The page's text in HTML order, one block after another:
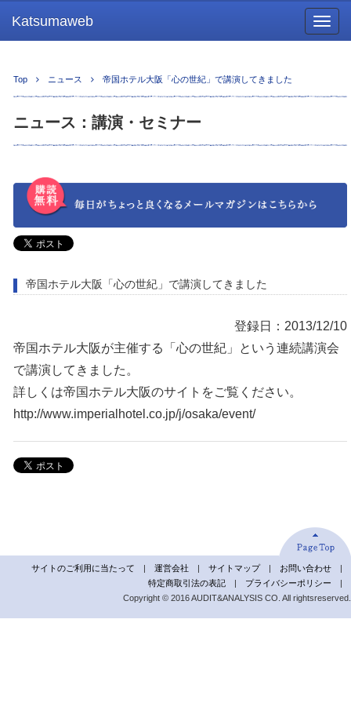
Katsumaweb
Top ニュース 帝国ホテル大阪「心の世紀」で講演してきました
ニュース：講演・セミナー
帝国ホテル大阪「心の世紀」で講演してきました
登録日：2013/12/10
帝国ホテル大阪が主催する「心の世紀」という連続講演会
で講演してきました。
詳しくは帝国ホテル大阪のサイトをご覧ください。
http://www.imperialhotel.co.jp/j/osaka/event/
お問い合わせ
サイトマップ
運営会社
サイトのご利用に当たって
プライバシーポリシー
特定商取引法の表記
Copyright © 2016 AUDIT&ANALYSIS CO. All rightsreserved.